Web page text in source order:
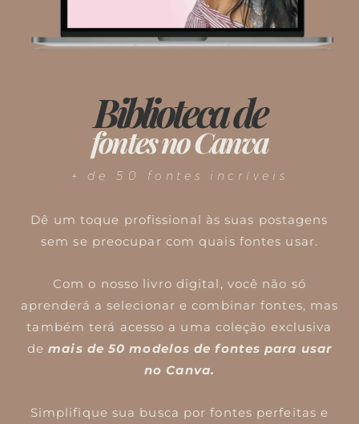
Biblioteca de
fontes no Canva
+ de 50 fontes incríveis
Dê um toque profissional às suas postagens
sem se preocupar com quais fontes usar.
Com o nosso livro digital, você não só
aprenderá a selecionar e combinar fontes, mas
também terá acesso a uma coleção exclusiva
demais de 50 modelos de fontes para usar
no Canva.
Simplifique sua busca por fontes perfeitas e